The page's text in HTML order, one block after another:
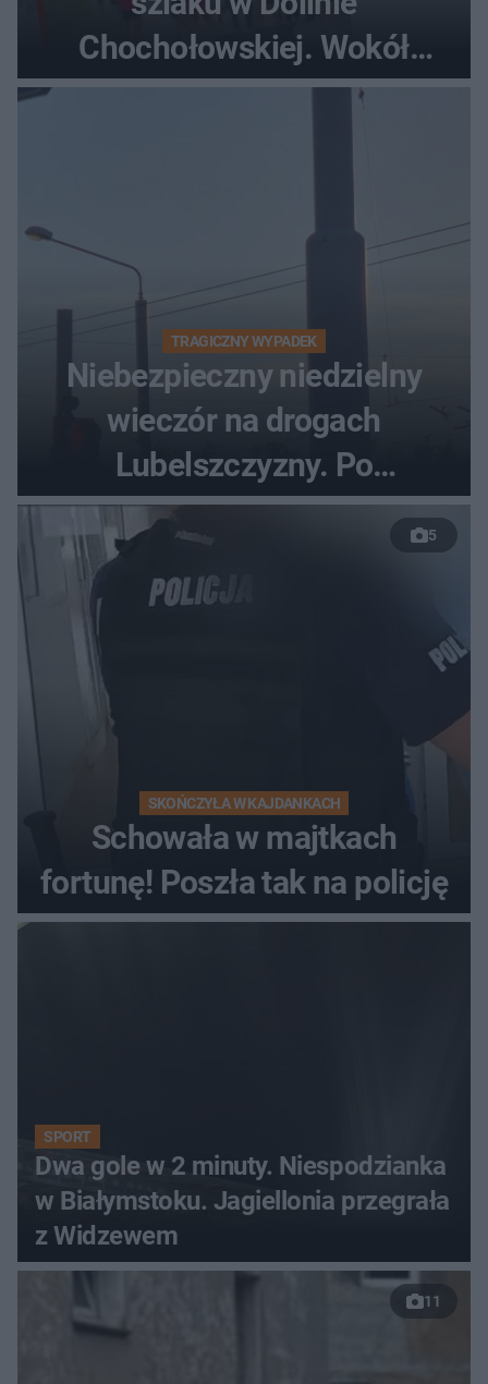
Chochołowskiej. Wokół
turyści!
TRAGICZNY WYPADEK
Niebezpieczny niedzielny
wieczór na drogach
Lubelszczyzny. Po
nieudanym manewrze
wyprzedzania zginął
kierowca auta
5
SKOŃCZYŁA W KAJDANKACH
Schowała w majtkach
fortunę! Poszła tak na policję
SPORT
Dwa gole w 2 minuty. Niespodzianka
w Białymstoku. Jagiellonia przegrała
z Widzewem
11